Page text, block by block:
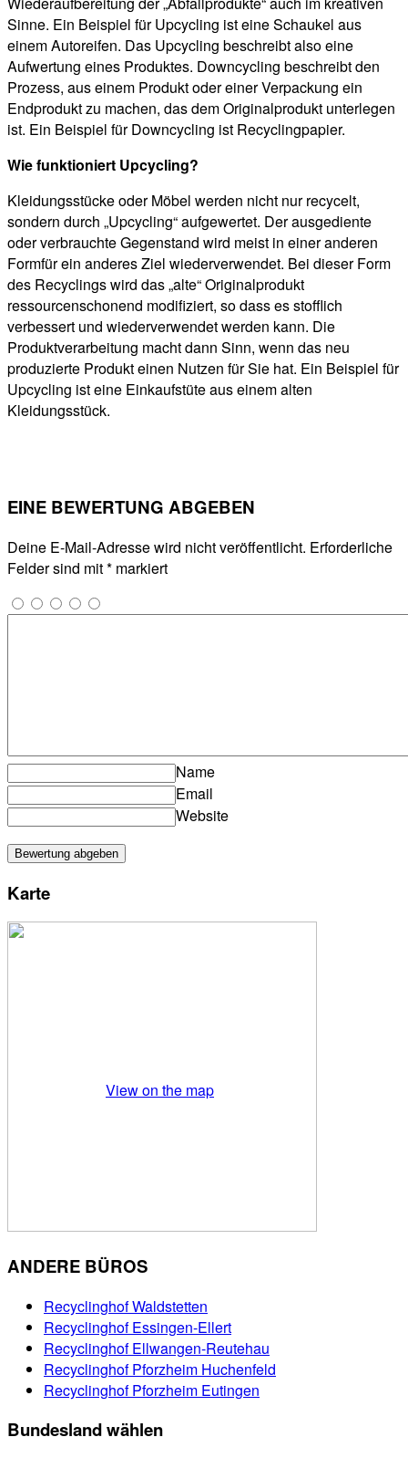
Sinne. Ein Beispiel für Upcycling ist eine Schaukel aus
einem Autoreifen. Das Upcycling beschreibt also eine
Aufwertung eines Produktes. Downcycling beschreibt den
Prozess, aus einem Produkt oder einer Verpackung ein
Endprodukt zu machen, das dem Originalprodukt unterlegen
ist. Ein Beispiel für Downcycling ist Recyclingpapier.
Wie funktioniert Upcycling?
Kleidungsstücke oder Möbel werden nicht nur recycelt,
sondern durch „Upcycling“ aufgewertet. Der ausgediente
oder verbrauchte Gegenstand wird meist in einer anderen
Formfür ein anderes Ziel wiederverwendet. Bei dieser Form
des Recyclings wird das „alte“ Originalprodukt
ressourcenschonend modifiziert, so dass es stofflich
verbessert und wiederverwendet werden kann. Die
Produktverarbeitung macht dann Sinn, wenn das neu
produzierte Produkt einen Nutzen für Sie hat. Ein Beispiel für
Upcycling ist eine Einkaufstüte aus einem alten
Kleidungsstück.
EINE BEWERTUNG ABGEBEN
Deine E-Mail-Adresse wird nicht veröffentlicht. Erforderliche
Felder sind mit* markiert
Name
Email
Website
Karte
View on the map
ANDERE BÜROS
Recyclinghof Waldstetten
Recyclinghof Essingen-Ellert
Recyclinghof Ellwangen-Reutehau
Recyclinghof Pforzheim Huchenfeld
Recyclinghof Pforzheim Eutingen
Bundesland wählen